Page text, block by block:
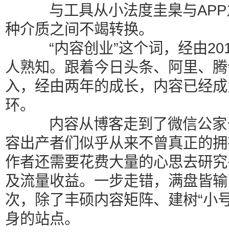
与工具从小法度圭臬与APP
种介质之间不竭转换。
“内容创业”这个词，经由
人熟知。跟着今日头条、阿里、
入，经由两年的成长，内容已经
环。
内容从博客走到了微信公家
容出产者们似乎从来不曾真正的
作者还需要花费大量的心思去研
及流量收益。一步走错，满盘皆
次，除了丰硕内容矩阵、建树“小
身的站点。